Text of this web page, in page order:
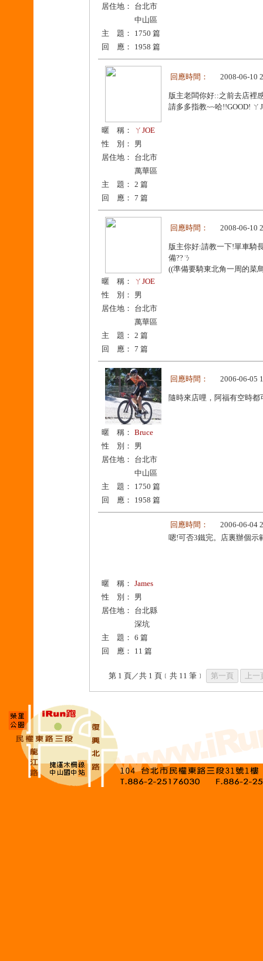
居住地：
台北市
中山區
主 題：
1750 篇
回 應：
1958 篇
暱 稱：
ㄚJOE
性 別：
男
居住地：
台北市
萬華區
主 題： 2 篇
回 應： 7 篇
回應時間： 2008-06-10
版主老闆你好::之前去店裡
請多多指教~~哈!!GOOD! ㄚ
暱 稱：
ㄚJOE
性 別：
男
居住地：
台北市
萬華區
主 題： 2 篇
回 應： 7 篇
回應時間： 2008-06-10
版主你好:請教一下!單車騎
備??ㄋ
((準備要騎東北角一周的菜
暱 稱： Bruce
性 別：
男
居住地：
台北市
中山區
主 題：
1750 篇
回 應：
1958 篇
回應時間： 2006-06-05
隨時來店哩，阿福有空時都
暱 稱： James
性 別：
男
居住地：
台北縣
深坑
主 題： 6 篇
回 應：
11 篇
回應時間：
2006-06-04
嗯!可否3鐵完。店裏辦個示
第 1 頁／共 1 頁﹝共 11 筆﹞